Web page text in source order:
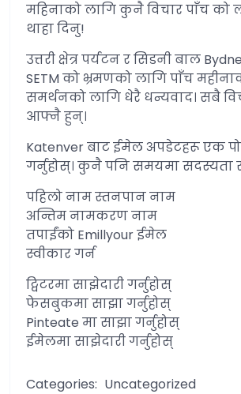
महिनाको लागि कुनै विचार पाँच को
थाहा दिनु!
उत्तरी क्षेत्र पर्यटन र सिडनी बाल
SETM को भ्रमणको लागि पाँच
समर्थनको लागि धेरै धन्यवाद। सबै
आफ्नै हुन्।
Katenver बाट ईमेल अपडेटहरू एक
गर्नुहोस्। कुनै पनि समयमा सदस्यता
पहिलो नाम स्तनपान नाम
अन्तिम नामकरण नाम
तपाईंको Emillyour ईमेल
स्वीकार गर्न
ट्विटरमा साझेदारी गर्नुहोस्
फेसबुकमा साझा गर्नुहोस्
Pinteate मा साझा गर्नुहोस्
ईमेलमा साझेदारी गर्नुहोस्
Categories: Uncategorized